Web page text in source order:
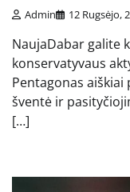
Admin 12 Rugsėjo,
NaujaDabar galite
konservatyvaus
Pentagonas
šventė ir
[…]